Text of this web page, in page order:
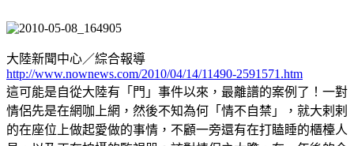
大陸新聞中心／綜合報導
http://www.nownews.com/2010/04/14/11490-2591571.htm
這可能是自從大陸有「門」事件以來，最離譜的案例了！一對
情侶先是在網咖上網，然後不知為何「情不自禁」，就大剌剌
的在座位上做起愛做的事情，不顧一旁還有在打瞌睡的櫃檯人